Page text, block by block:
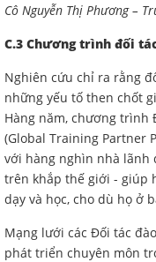
Cô Nguyễn Thị Phương –
C.3 Chương trình đối
Nghiên cứu chỉ ra rằng
những yếu tố then chốt
Hàng năm, chương trình
(Global Training Partner
với hàng nghìn nhà lãnh
trên khắp thế giới - giúp
dạy và học, cho dù họ ở
Mạng lưới các Đối tác
phát triển chuyên môn